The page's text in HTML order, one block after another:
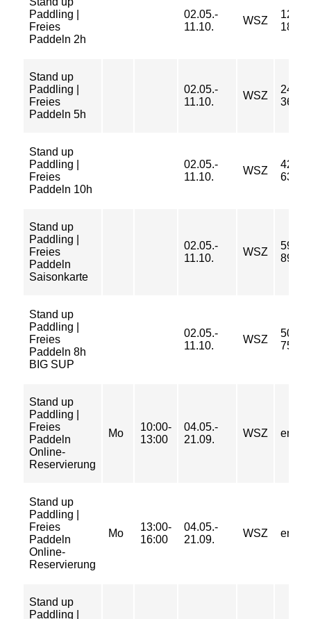
Paddling |
Freies
Paddeln 2h
02.05.-
11.10.
WSZ
12/
18/
Stand up
Paddling |
Freies
Paddeln 5h
02.05.-
11.10.
WSZ
24/
36/
Stand up
Paddling |
Freies
Paddeln 10h
02.05.-
11.10.
WSZ
42/
63/
Stand up
Paddling |
Freies
Paddeln
Saisonkarte
02.05.-
11.10.
WSZ
59/
89/
Stand up
Paddling |
Freies
Paddeln 8h
BIG SUP
02.05.-
11.10.
WSZ
50/
75/
Stand up
Paddling |
Freies
Paddeln
Online-
Reservierung
Mo
10:00-
13:00
04.05.-
21.09.
WSZ
Stand up
Paddling |
Freies
Paddeln
Online-
Reservierung
Mo
13:00-
16:00
04.05.-
21.09.
WSZ
Stand up
Paddling |